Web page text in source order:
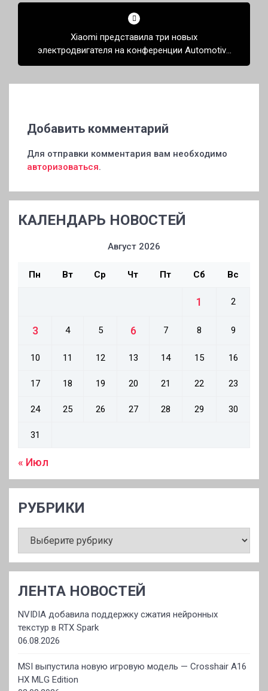
Xiaomi представила три новых
электродвигателя на конференции Automotive
Technology Conference
Добавить комментарий
Для отправки комментария вам необходимо
авторизоваться.
КАЛЕНДАРЬ НОВОСТЕЙ
Август 2026
Пн Вт Ср Чт Пт Сб Вс
1 2
3 4 5 6 7 8 9
10 11 12 13 14 15 16
17 18 19 20 21 22 23
24 25 26 27 28 29 30
31
« Июл
РУБРИКИ
ЛЕНТА НОВОСТЕЙ
NVIDIA добавила поддержку сжатия нейронных
текстур в RTX Spark
06.08.2026
MSI выпустила новую игровую модель — Crosshair A16
HX MLG Edition